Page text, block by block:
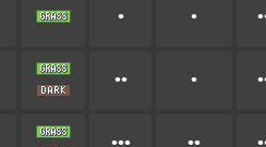
• •
•• •